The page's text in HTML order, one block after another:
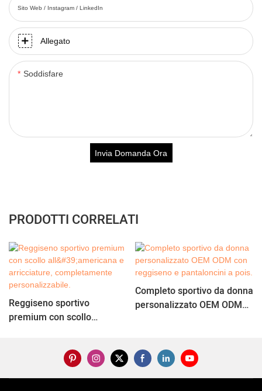
Sito Web / Instagram / LinkedIn
Allegato
Soddisfare
Invia Domanda Ora
PRODOTTI CORRELATI
Reggiseno sportivo
premium con scollo
personalizzabile.
Completo sportivo da donna
personalizzato OEM ODM